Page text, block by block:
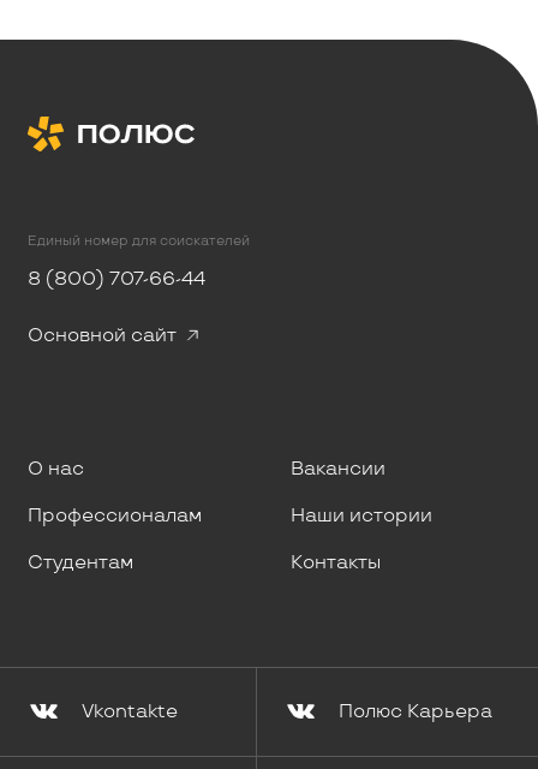
Единый номер для соискателей
8 (800) 707-66-44
Основной сайт
О нас Вакансии
Профессионалам Наши истории
Студентам Контакты
Vkontakte Полюс Карьера